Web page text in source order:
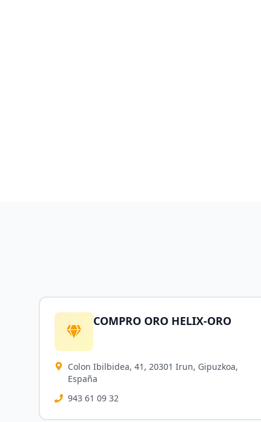
COMPRO ORO HELIX-ORO
Colon Ibilbidea, 41, 20301 Irun, Gipuzkoa,
España
943 61 09 32